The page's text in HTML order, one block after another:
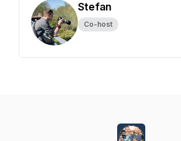
Stefan
Co-host